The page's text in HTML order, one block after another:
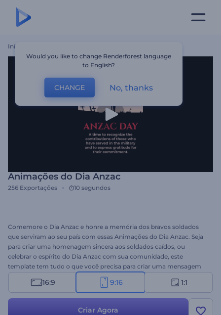
Início
Animações do Dia Anzac
256 Exportações 10 segundos
Comemore o Dia Anzac e honre a memória dos bravos soldados
que serviram ao seu país com essas Animações do Dia Anzac. Seja
para criar uma homenagem sincera aos soldados caídos, ou
celebrar o espírito do Dia Anzac com sua comunidade, este
template tem tudo o que você precisa para criar uma mensagem
memorável. Então, por que se contentar com um tributo genérico,
quando você pode criar algo incrível, que resistirá ao tempo? Digite
fundo suave para criar seu vídeo em poucos minutos. Experimente
16:9 9:16 1:1
Criar Agora
Would you like to change Renderforest language
to English?
CHANGE No, thanks